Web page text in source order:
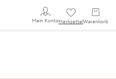
Mein KontoMerkzettel Warenkorb